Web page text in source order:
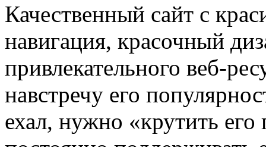
Качественный сайт с
навигация, красочный
привлекательного веб-
навстречу его
ехал, нужно «крутить его